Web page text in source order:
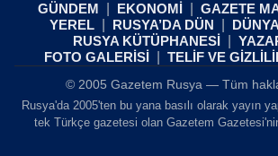
GÜNDEM EKONOMİ
GAZETE
YEREL
RUSYA’DA DÜN DÜNYA
RUSYA KÜTÜPHANESİ
FOTO GALERİSİ
TELİF VE
© 2005 Gazetem Rusya — Tüm
Rusya'da 2005'ten bu yana basılı olarak yayın
tek Türkçe gazetesi olan Gazetem